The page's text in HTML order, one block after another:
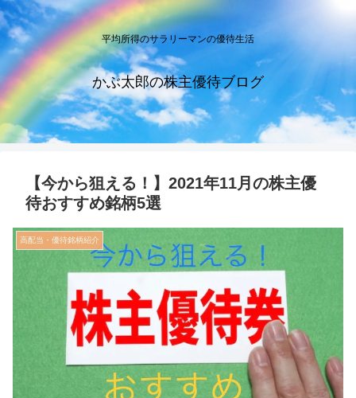
平均所得のサラリーマンの優待生活
かぶ太郎の株主優待ブログ
【今から狙える！】2021年11月の株主優
待おすすめ銘柄5選
高配当・優待銘柄紹介